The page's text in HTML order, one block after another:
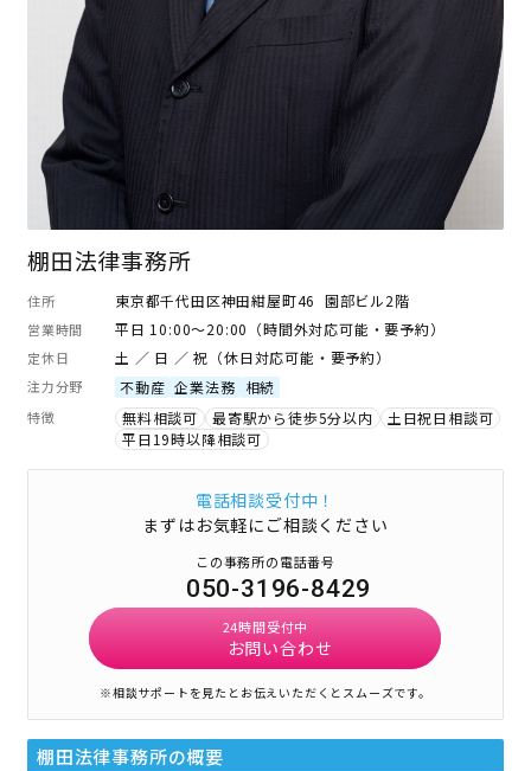
棚田法律事務所
住所 東京都千代田区神田紺屋町46 園部ビル2階
営業時間 平日 10:00～20:00（時間外対応可能・要予約）
定休日 土 ／ 日 ／ 祝（休日対応可能・要予約）
注力分野 不動産 企業法務 相続
特徴 無料相談可 最寄駅から徒歩5分以内
土日祝日相談可
平日19時以降相談可
電話相談受付中！
まずはお気軽にご相談ください
この事務所の電話番号
050-3196-8429
24時間受付中
お問い合わせ
※相談サポートを見たとお伝えいただくとスムーズです。
棚田法律事務所の概要